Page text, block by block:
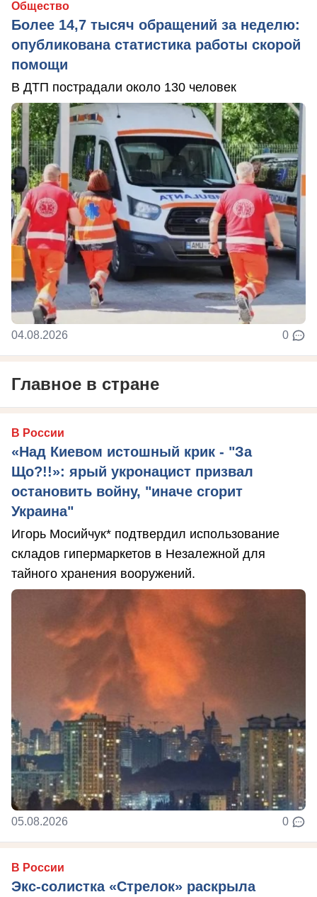
Общество
Более 14,7 тысяч обращений за неделю:
опубликована статистика работы скорой
помощи
В ДТП пострадали около 130 человек
04.08.2026 0
Главное в стране
В России
«Над Киевом истошный крик - "За
Що?!!»: ярый укронацист призвал
остановить войну, "иначе сгорит
Украина"
Игорь Мосийчук* подтвердил использование
складов гипермаркетов в Незалежной для
тайного хранения вооружений.
05.08.2026 0
В России
Экс-солистка «Стрелок» раскрыла